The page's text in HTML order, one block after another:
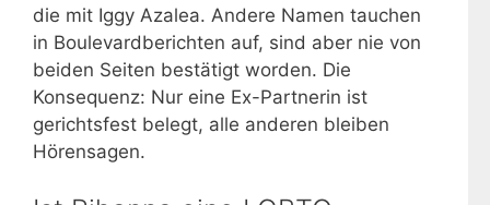
die mit Iggy Azalea. Andere Namen tauchen
in Boulevardberichten auf, sind aber nie von
beiden Seiten bestätigt worden. Die
Konsequenz: Nur eine Ex-Partnerin ist
gerichtsfest belegt, alle anderen bleiben
Hörensagen.